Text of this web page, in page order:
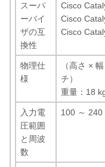
スーパ
ーバイ
ザの互
換性
Cisco
Cisco
Cisco
物理仕
様
（高さ ×
チ）
重量：18
入力電
圧範囲
と周波
数
100 ～ 240